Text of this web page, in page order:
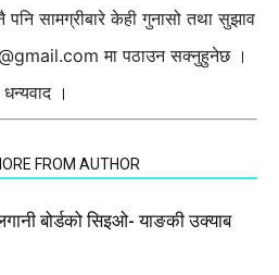
सामग्रीबारे केही गुनासो तथा सुझाव
मा पठाउन सक्नुहुनेछ ।
धन्यवाद ।
FROM AUTHOR
बोर्डको सिइओ- याङकी उक्याब